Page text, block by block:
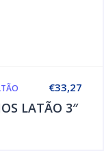
€33,27
LATÃO 3″